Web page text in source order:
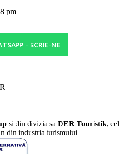
pm
- SCRIE-NE
si din divizia sa DER Touristik, cel
din industria turismului.